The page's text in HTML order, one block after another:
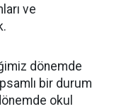
ve
dönemde
bir durum
okul